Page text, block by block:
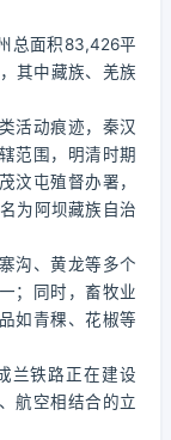
总面积83,426平
其中藏族、羌族
活动痕迹，秦汉
范围，明清时期
汶屯殖督办署，
为阿坝藏族自治
沟、黄龙等多个
；同时，畜牧业
如青稞、花椒等
兰铁路正在建设
航空相结合的立